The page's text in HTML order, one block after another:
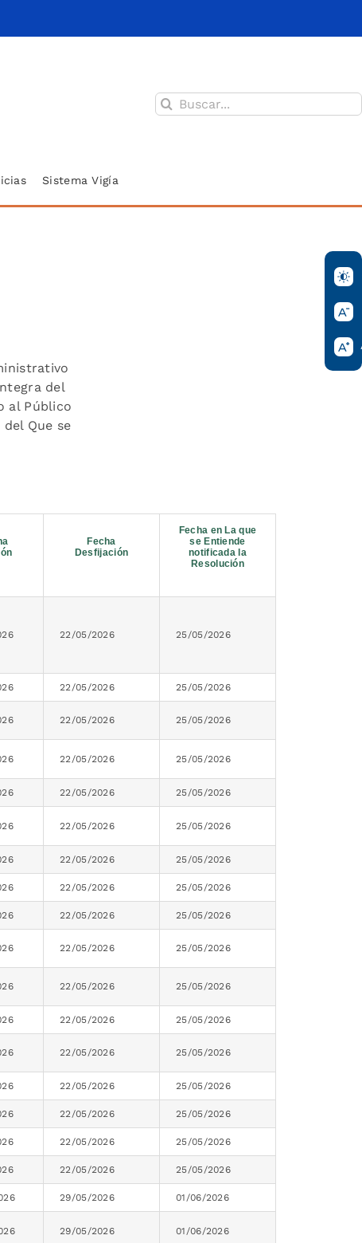
Buscar:
Sistema Vigía
del
al Público
Que se
Fecha
Desfijación
Fecha en La que
se Entiende
notificada la
Resolución
22/05/2026 25/05/2026
22/05/2026 25/05/2026
22/05/2026 25/05/2026
22/05/2026 25/05/2026
22/05/2026 25/05/2026
22/05/2026 25/05/2026
22/05/2026 25/05/2026
22/05/2026 25/05/2026
22/05/2026 25/05/2026
22/05/2026 25/05/2026
22/05/2026 25/05/2026
22/05/2026 25/05/2026
22/05/2026 25/05/2026
22/05/2026 25/05/2026
22/05/2026 25/05/2026
22/05/2026 25/05/2026
22/05/2026 25/05/2026
29/05/2026 01/06/2026
29/05/2026 01/06/2026